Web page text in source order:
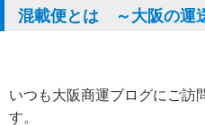
混載便とは ～大阪の運
いつも大阪商運ブログにご訪
す。